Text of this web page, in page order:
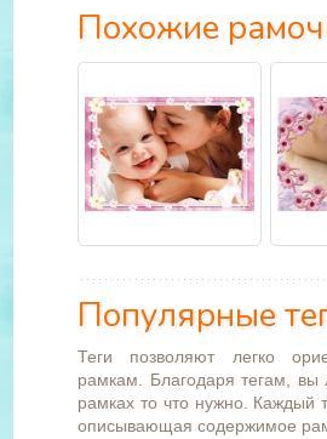
Похожие
Популярные
Теги позволяют легко
рамкам. Благодаря тегам, вы
рамках то что нужно. Каждый
описывающая содержимое